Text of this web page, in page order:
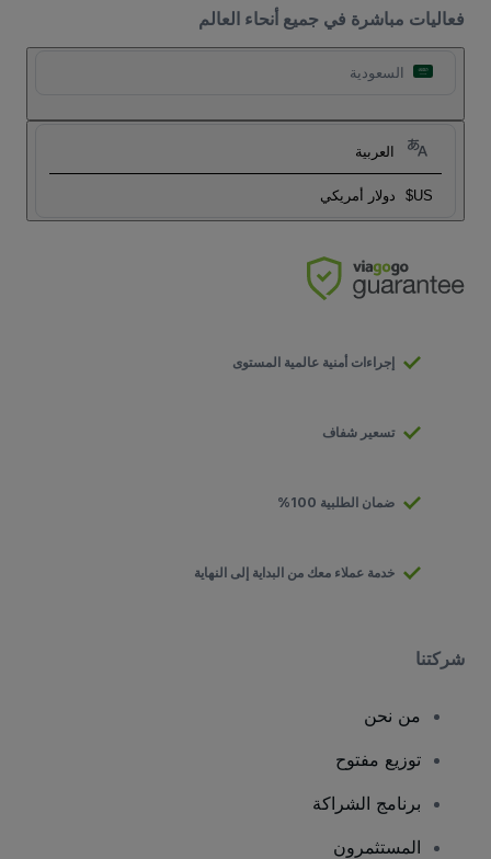
فعاليات مباشرة في جميع أنحاء العالم
السعودية
العربية
US$ دولار أمريكي
إجراءات أمنية عالمية المستوى
تسعير شفاف
ضمان الطلبية 100%
خدمة عملاء معك من البداية إلى النهاية
شركتنا
من نحن
توزيع مفتوح
برنامج الشراكة
المستثمرون